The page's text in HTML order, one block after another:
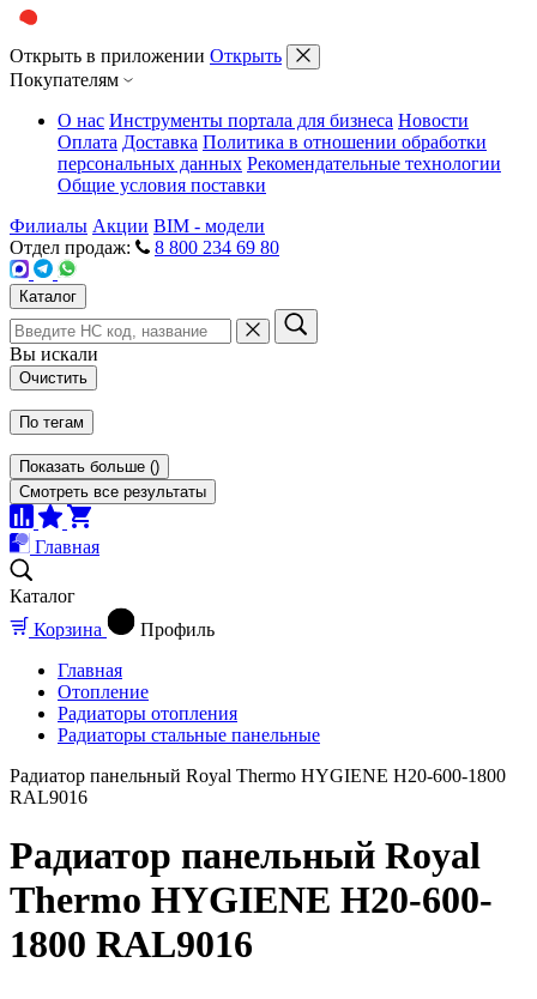
Открыть в приложении Открыть
Покупателям
О нас Инструменты портала для бизнеса Новости
Оплата Доставка Политика в отношении обработки
персональных данных Рекомендательные технологии
Общие условия поставки
Филиалы Акции BIM - модели
Отдел продаж:
8 800 234 69 80
Каталог
Вы искали
Очистить
По тегам
Показать больше ()
Смотреть все результаты
Главная
Каталог
Корзина
Профиль
Главная
Отопление
Радиаторы отопления
Радиаторы стальные панельные
Радиатор панельный Royal Thermo HYGIENE H20-600-1800
RAL9016
Радиатор панельный Royal
Thermo HYGIENE H20-600-
1800 RAL9016